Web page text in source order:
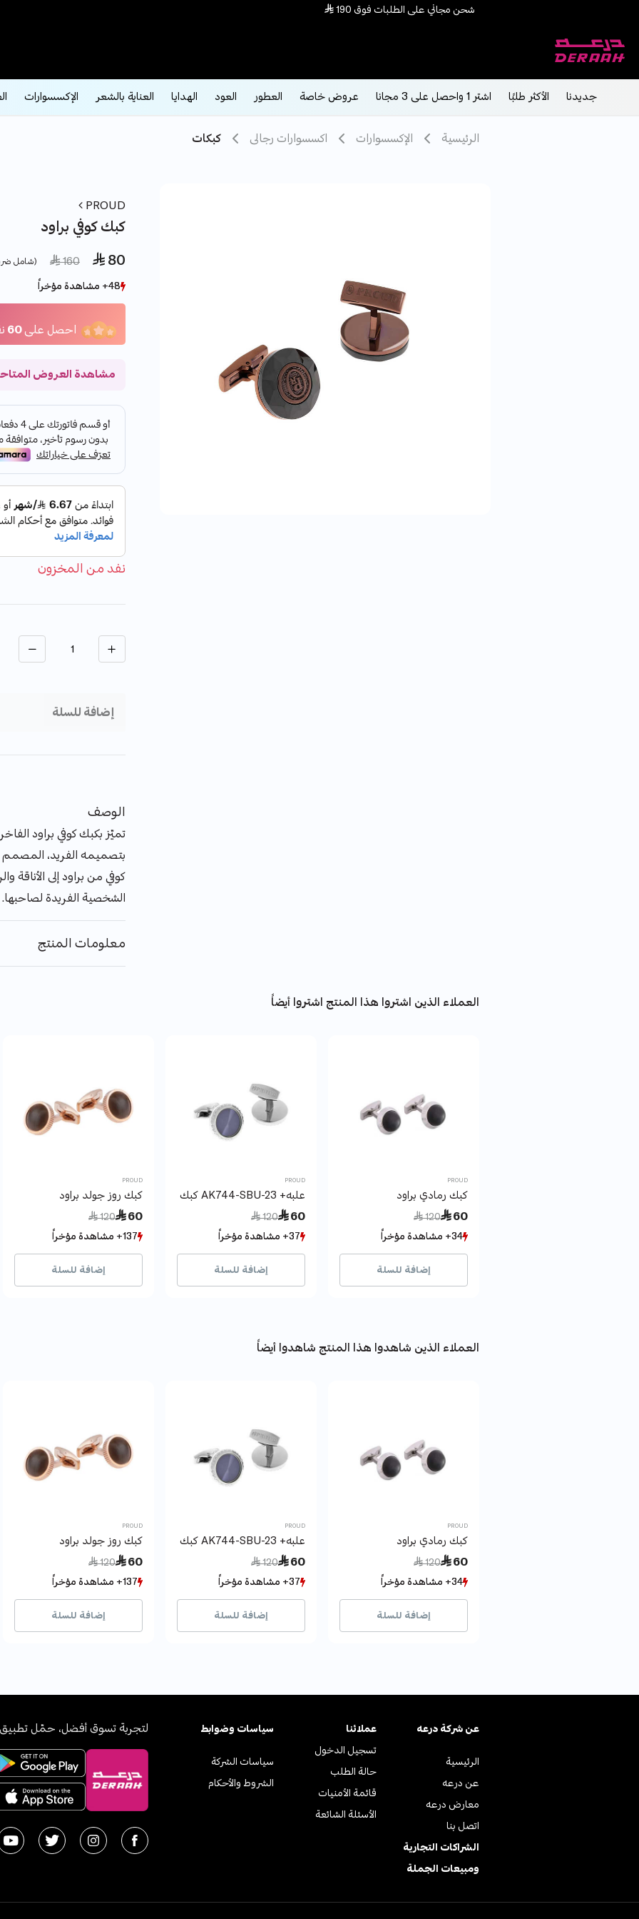
جديدنا الأكثر طلبًا اشتر 1 واحصل على 3 مجانا عروض خاصة العطور العود الهدايا العناية بالشعر الإكسسوارات
الرئيسية الإكسسوارات اكسسوارات رجالى كبكات
PROUD
كبك كوفي براود
 80
reduced from
 160
to (شامل
48+ مشاهدة مؤخراً
15+ بيع مؤخراً
48+ مشاهدة مؤخراً
15+ بيع مؤخراً
احصل على60
مشاهدة العروض
نفد من المخزون
الكمية
إضافة للسلة
الوصف
تميّز بكبك كوفي براود
بتصميمه الفريد،
كوفي من براود إلى الأناقة
الشخصية الفريدة لصاحبها.
معلومات المنتج
العملاء الذين اشتروا هذا المنتج اشتروا أيضاً
PROUD
كبك رمادي براود
 60
Price reduced from
 120
to
34+ مشاهدة مؤخراً
8+ بيع مؤخراً
34+ مشاهدة مؤخراً
8+ بيع مؤخراً
إضافة للسلة
PROUD
علبه+ AK744-SBU-23 كبك براود
 60
Price reduced from
 120
to
37+ مشاهدة مؤخراً
18+ بيع مؤخراً
37+ مشاهدة مؤخراً
18+ بيع مؤخراً
إضافة للسلة
PROUD
كبك روز جولد براود
 60
Price reduced from
 120
to
137+ مشاهدة مؤخراً
20+ بيع مؤخراً
137+ مشاهدة مؤخراً
20+ بيع مؤخراً
إضافة للسلة
العملاء الذين شاهدوا هذا المنتج شاهدوا أيضاً
PROUD
كبك رمادي براود
 60
Price reduced from
 120
to
34+ مشاهدة مؤخراً
8+ بيع مؤخراً
34+ مشاهدة مؤخراً
8+ بيع مؤخراً
إضافة للسلة
PROUD
علبه+ AK744-SBU-23 كبك براود
 60
Price reduced from
 120
to
37+ مشاهدة مؤخراً
18+ بيع مؤخراً
37+ مشاهدة مؤخراً
18+ بيع مؤخراً
إضافة للسلة
PROUD
كبك روز جولد براود
 60
Price reduced from
 120
to
137+ مشاهدة مؤخراً
20+ بيع مؤخراً
137+ مشاهدة مؤخراً
20+ بيع مؤخراً
إضافة للسلة
الرئيسية
عن درعه
معارض درعه
اتصل بنا
عن ﺷﺮﻛﺔ درﻋﻪ
الشراكات التجارية
ومبيعات الجملة
تسجيل الدخول
حالة الطلب
قائمة الأمنيات
الأسئلة الشائعة
عملائنا
سياسات الشركة
الشروط والأحكام
سياسات وضوابط لتجربة تسوق أفضل، حمّل